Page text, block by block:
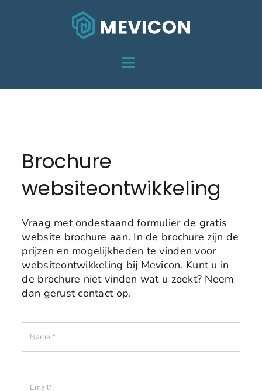
Toggle
Navigation
HOME
Brochure
websiteontwikkeling
Vraag met ondestaand formulier de gratis
website brochure aan. In de brochure zijn de
prijzen en mogelijkheden te vinden voor
websiteontwikkeling bij Mevicon. Kunt u in
de brochure niet vinden wat u zoekt? Neem
dan gerust contact op.